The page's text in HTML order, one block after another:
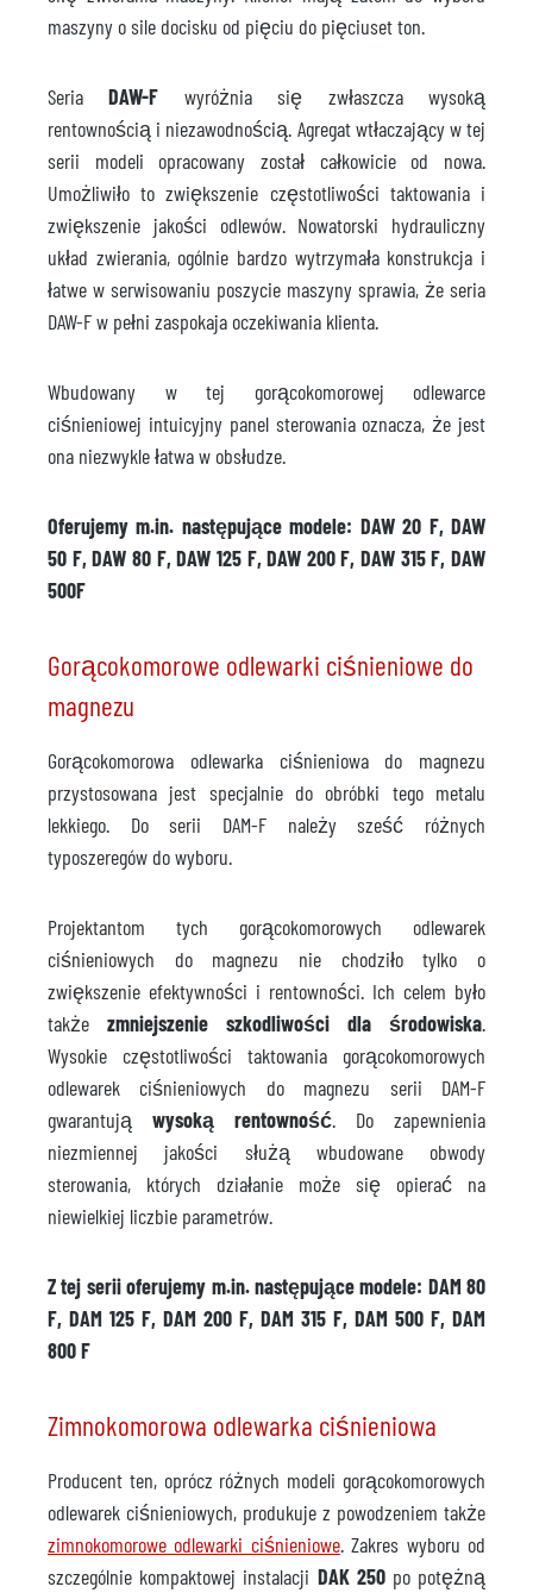
maszyny o sile docisku od pięciu do pięciuset ton.
SeriaDAW-F wyróżnia się zwłaszcza wysoką
rentownością i niezawodnością. Agregat wtłaczający w tej
serii modeli opracowany został całkowicie od nowa.
Umożliwiło to zwiększenie częstotliwości taktowania i
zwiększenie jakości odlewów. Nowatorski hydrauliczny
układ zwierania, ogólnie bardzo wytrzymała konstrukcja i
łatwe w serwisowaniu poszycie maszyny sprawia, że seria
DAW-F w pełni zaspokaja oczekiwania klienta.
Wbudowany w tej gorącokomorowej odlewarce
ciśnieniowej intuicyjny panel sterowania oznacza, że jest
ona niezwykle łatwa w obsłudze.
Oferujemy m.in. następujące modele: DAW 20 F, DAW
50 F, DAW 80 F, DAW 125 F, DAW 200 F, DAW 315 F, DAW
500F
Gorącokomorowe odlewarki ciśnieniowe do
magnezu
Gorącokomorowa odlewarka ciśnieniowa do magnezu
przystosowana jest specjalnie do obróbki tego metalu
lekkiego. Do serii DAM-F należy sześć różnych
typoszeregów do wyboru.
Projektantom tych gorącokomorowych odlewarek
ciśnieniowych do magnezu nie chodziło tylko o
zwiększenie efektywności i rentowności. Ich celem było
także zmniejszenie szkodliwości dla środowiska.
Wysokie częstotliwości taktowania gorącokomorowych
odlewarek ciśnieniowych do magnezu serii DAM-F
gwarantują wysoką rentowność. Do zapewnienia
niezmiennej jakości służą wbudowane obwody
sterowania, których działanie może się opierać na
niewielkiej liczbie parametrów.
Z tej serii oferujemy m.in. następujące modele: DAM 80
F, DAM 125 F, DAM 200 F, DAM 315 F, DAM 500 F, DAM
800 F
Zimnokomorowa odlewarka ciśnieniowa
Producent ten, oprócz różnych modeli gorącokomorowych
odlewarek ciśnieniowych, produkuje z powodzeniem także
zimnokomorowe odlewarki ciśnieniowe. Zakres wyboru od
szczególnie kompaktowej instalacji DAK 250po potężną